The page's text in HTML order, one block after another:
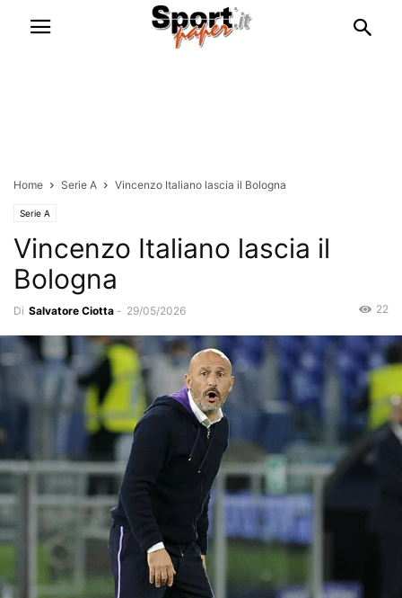
Home Serie A Vincenzo Italiano lascia il Bologna
Serie A
Vincenzo Italiano lascia il
Bologna
Di Salvatore Ciotta - 29/05/2026 22